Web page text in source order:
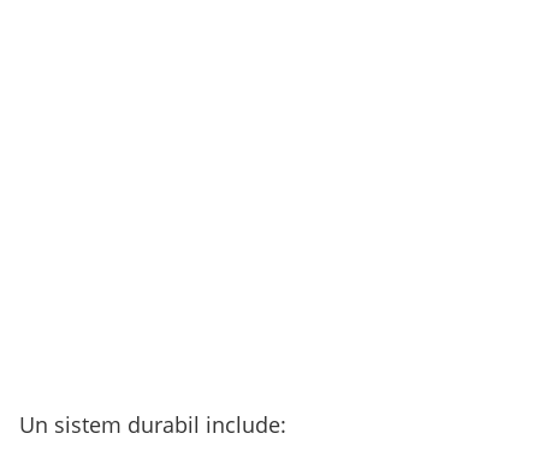
Un sistem durabil include: